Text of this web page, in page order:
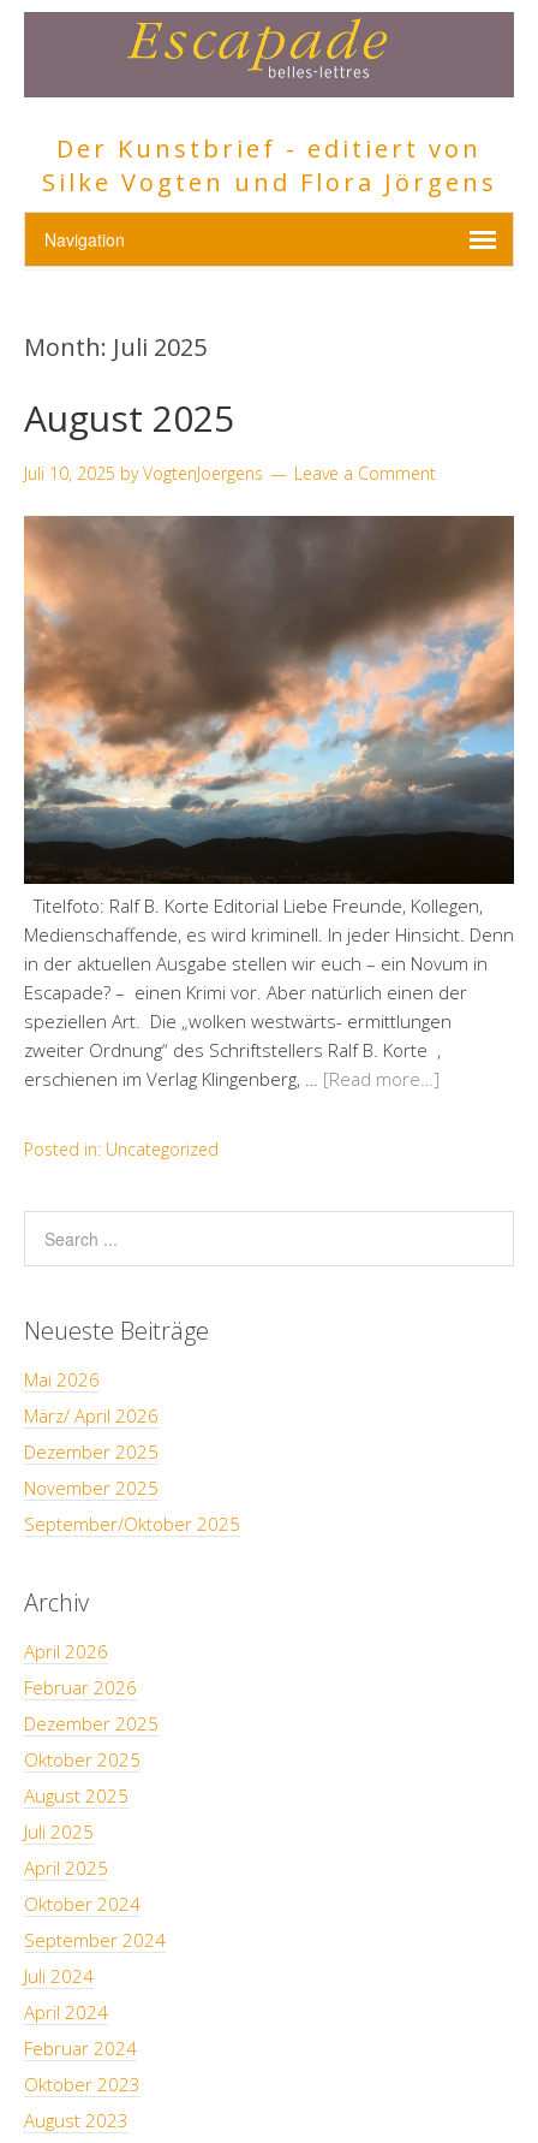
Der Kunstbrief - editiert von
Silke Vogten und Flora Jörgens
Month: Juli 2025
August 2025
Juli 10, 2025 byVogtenJoergens Leave a Comment
Titelfoto: Ralf B. Korte Editorial Liebe Freunde, Kollegen,
Medienschaffende, es wird kriminell. In jeder Hinsicht. Denn
in der aktuellen Ausgabe stellen wir euch – ein Novum in
Escapade? – einen Krimi vor. Aber natürlich einen der
speziellen Art. Die „wolken westwärts- ermittlungen
zweiter Ordnung“ des Schriftstellers Ralf B. Korte ,
erschienen im Verlag Klingenberg, … [Read more…]
Posted in: Uncategorized
Neueste Beiträge
Mai 2026
März/ April 2026
Dezember 2025
November 2025
September/Oktober 2025
Archiv
April 2026
Februar 2026
Dezember 2025
Oktober 2025
August 2025
Juli 2025
April 2025
Oktober 2024
September 2024
Juli 2024
April 2024
Februar 2024
Oktober 2023
August 2023